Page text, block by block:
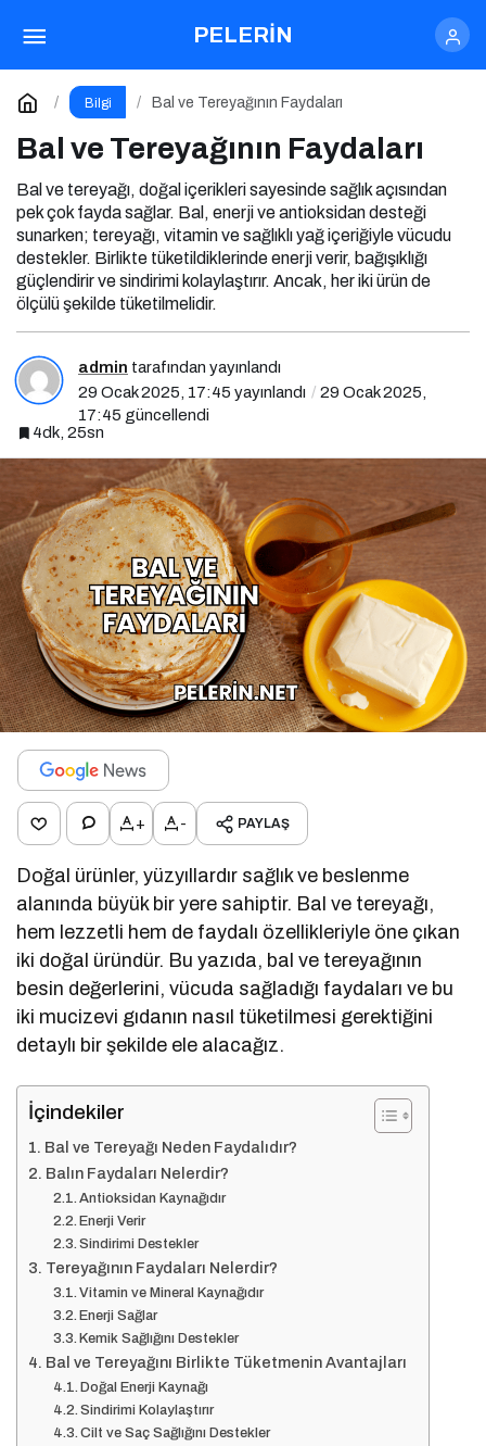
PELERİN
Bilgi Bal ve Tereyağının Faydaları
Bal ve Tereyağının Faydaları
Bal ve tereyağı, doğal içerikleri sayesinde sağlık açısından
pek çok fayda sağlar. Bal, enerji ve antioksidan desteği
sunarken; tereyağı, vitamin ve sağlıklı yağ içeriğiyle vücudu
destekler. Birlikte tüketildiklerinde enerji verir, bağışıklığı
güçlendirir ve sindirimi kolaylaştırır. Ancak, her iki ürün de
ölçülü şekilde tüketilmelidir.
admin tarafından yayınlandı
29 Ocak 2025, 17:45 yayınlandı
29 Ocak 2025,
17:45 güncellendi
4dk, 25sn
+ - PAYLAŞ
Doğal ürünler, yüzyıllardır sağlık ve beslenme
alanında büyük bir yere sahiptir. Bal ve tereyağı,
hem lezzetli hem de faydalı özellikleriyle öne çıkan
iki doğal üründür. Bu yazıda, bal ve tereyağının
besin değerlerini, vücuda sağladığı faydaları ve bu
iki mucizevi gıdanın nasıl tüketilmesi gerektiğini
detaylı bir şekilde ele alacağız.
İçindekiler
Bal ve Tereyağı Neden Faydalıdır?
Balın Faydaları Nelerdir?
Antioksidan Kaynağıdır
Enerji Verir
Sindirimi Destekler
Tereyağının Faydaları Nelerdir?
Vitamin ve Mineral Kaynağıdır
Enerji Sağlar
Kemik Sağlığını Destekler
Bal ve Tereyağını Birlikte Tüketmenin Avantajları
Doğal Enerji Kaynağı
Sindirimi Kolaylaştırır
Cilt ve Saç Sağlığını Destekler
Çekirdekli Kuru Siyah Üzümün Faydaları
Yorum Yap